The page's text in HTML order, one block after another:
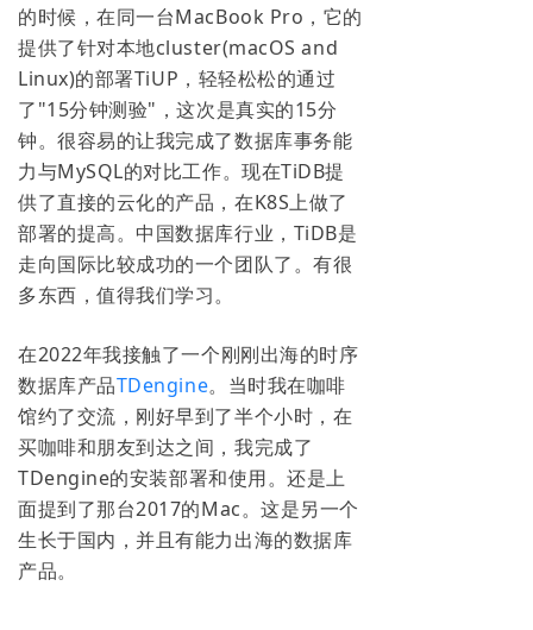
的时候，在同一台MacBook Pro，它的
提供了针对本地cluster(macOS and
Linux)的部署TiUP，轻轻松松的通过
了"15分钟测验"，这次是真实的15分
钟。很容易的让我完成了数据库事务能
力与MySQL的对比工作。现在TiDB提
供了直接的云化的产品，在K8S上做了
部署的提高。中国数据库行业，TiDB是
走向国际比较成功的一个团队了。有很
多东西，值得我们学习。
在2022年我接触了一个刚刚出海的时序
数据库产品TDengine。当时我在咖啡
馆约了交流，刚好早到了半个小时，在
买咖啡和朋友到达之间，我完成了
TDengine的安装部署和使用。还是上
面提到了那台2017的Mac。这是另一个
生长于国内，并且有能力出海的数据库
产品。